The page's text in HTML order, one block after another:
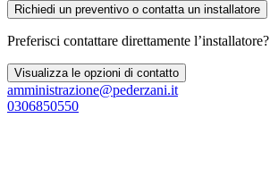
Richiedi un preventivo o contatta un installatore
Preferisci contattare direttamente l’installatore?
Visualizza le opzioni di contatto
amministrazione@pederzani.it
0306850550